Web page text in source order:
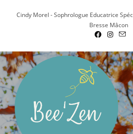
Cindy Morel - Sophrologue Educatrice
Bresse Mâcon